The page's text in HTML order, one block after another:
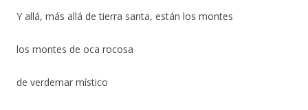
Y allá, más allá de tierra santa, están los montes
los montes de oca rocosa
de verdemar místico